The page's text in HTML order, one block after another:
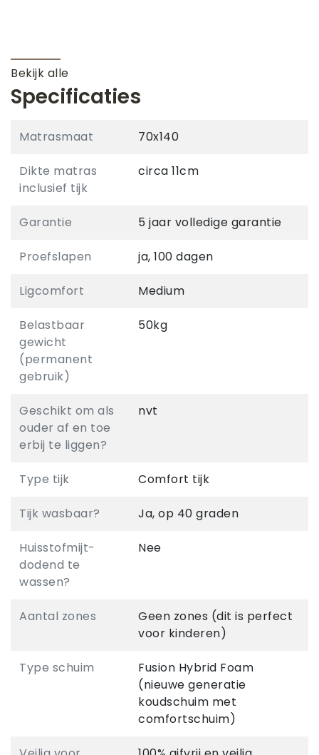
Bekijk alle
Specificaties
Matrasmaat 70x140
Dikte matras
inclusief tijk
circa 11cm
Garantie 5 jaar volledige garantie
Proefslapen ja, 100 dagen
Ligcomfort Medium
Belastbaar
gewicht
(permanent
gebruik)
50kg
Geschikt om als
ouder af en toe
erbij te liggen?
nvt
Type tijk Comfort tijk
Tijk wasbaar? Ja, op 40 graden
Huisstofmijt-
dodend te
wassen?
Nee
Aantal zones
Geen zones (dit is perfect
voor kinderen)
Type schuim
Fusion Hybrid Foam
(nieuwe generatie
koudschuim met
comfortschuim)